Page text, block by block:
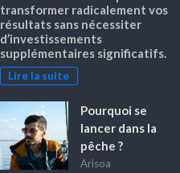
transformer radicalement vos
résultats sans nécessiter
d’investissements
supplémentaires significatifs.
Lire la suite
Pourquoi se
lancer dans la
pêche ?
Arisoa